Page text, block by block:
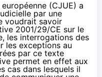
(CJUE) a
par une
voudrait savoir
2001/29/CE sur le
les interrogations des
les exceptions au
par ce texte
permet en effet aux
cas dans lesquels il